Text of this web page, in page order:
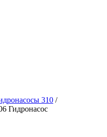
310 /
Гидронасос